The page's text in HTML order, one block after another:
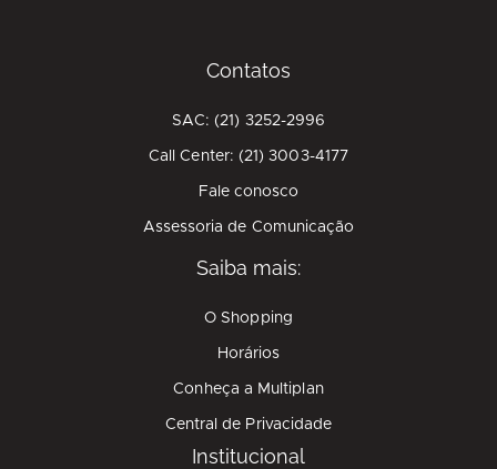
Contatos
SAC: (21) 3252-2996
Call Center: (21) 3003-4177
Fale conosco
Assessoria de Comunicação
Saiba mais:
O Shopping
Horários
Conheça a Multiplan
Central de Privacidade
Institucional